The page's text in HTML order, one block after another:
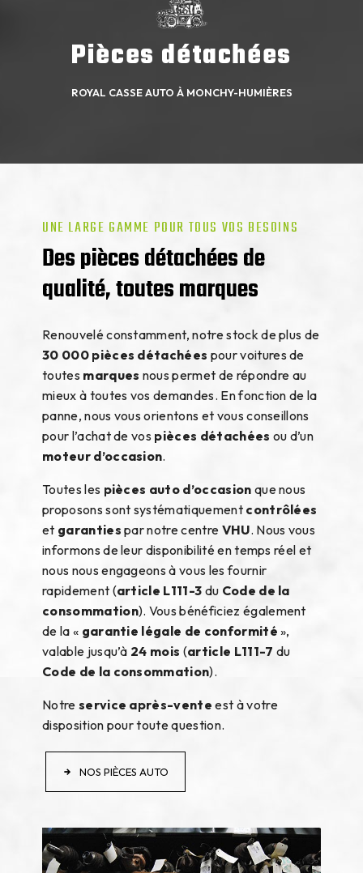
Pièces détachées
ROYAL CASSE AUTO À MONCHY-HUMIÈRES
UNE LARGE GAMME POUR TOUS VOS BESOINS
Des pièces détachées de
qualité, toutes marques
Renouvelé constamment, notre stock de plus de
30 000 pièces détachées pour voitures de
toutes marques nous permet de répondre au
mieux à toutes vos demandes. En fonction de la
panne, nous vous orientons et vous conseillons
pour l’achat de vos pièces détachées ou d’un
moteur d’occasion.
Toutes les pièces auto d’occasion que nous
proposons sont systématiquement contrôlées
et garanties par notre centre VHU. Nous vous
informons de leur disponibilité en temps réel et
nous nous engageons à vous les fournir
rapidement (article L111-3 du Code de la
consommation). Vous bénéficiez également
de la « garantie légale de conformité »,
valable jusqu’à 24 mois (article L111-7 du
Code de la consommation).
Notre service après-vente est à votre
disposition pour toute question.
NOS PIÈCES AUTO